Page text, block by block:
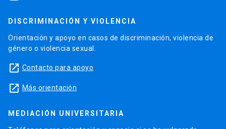
DISCRIMINACIÓN Y VIOLENCIA
Orientación y apoyo en casos de discriminación, violencia de
género o violencia sexual.
launch Contacto para apoyo
launch Más orientación
MEDIACIÓN UNIVERSITARIA